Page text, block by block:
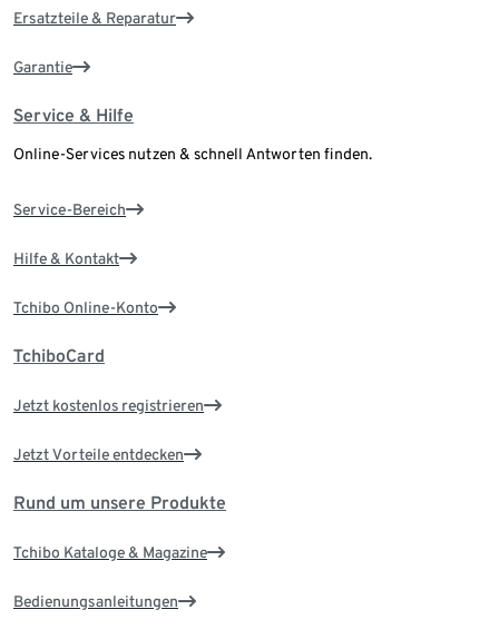
Ersatzteile & Reparatur
Garantie
Service & Hilfe
Online-Services nutzen & schnell Antworten finden.
Service-Bereich
Hilfe & Kontakt
Tchibo Online-Konto
TchiboCard
Jetzt kostenlos registrieren
Jetzt Vorteile entdecken
Rund um unsere Produkte
Tchibo Kataloge & Magazine
Bedienungsanleitungen